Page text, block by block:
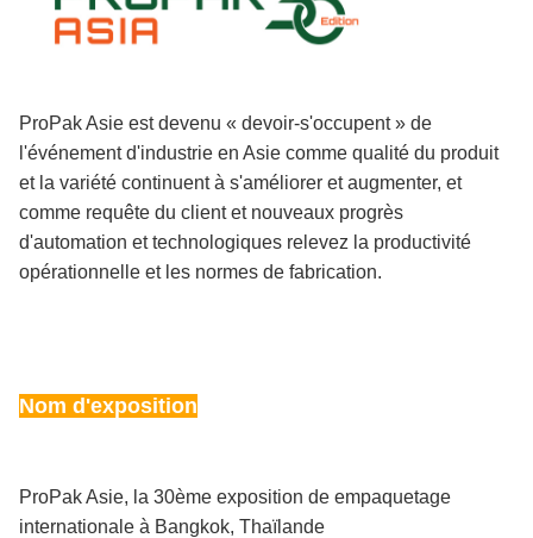
ProPak Asie est devenu « devoir-s'occupent » de
l'événement d'industrie en Asie comme qualité du produit
et la variété continuent à s'améliorer et augmenter, et
comme requête du client et nouveaux progrès
d'automation et technologiques relevez la productivité
opérationnelle et les normes de fabrication.
Nom d'exposition
ProPak Asie, la 30ème exposition de empaquetage
internationale à Bangkok, Thaïlande